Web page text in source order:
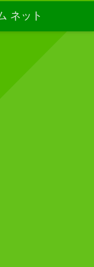
ネット